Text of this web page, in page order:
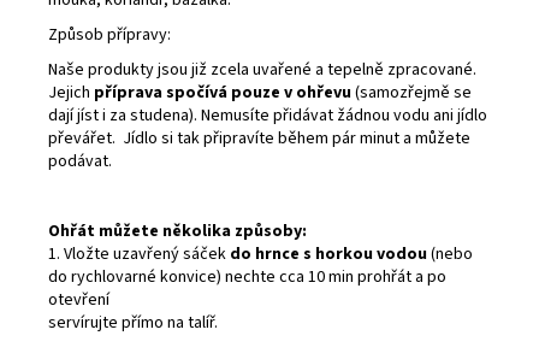
Způsob přípravy:
Naše produkty jsou již zcela uvařené a tepelně zpracované.
Jejich příprava spočívá pouze v ohřevu(samozřejmě se
dají jíst i za studena). Nemusíte přidávat žádnou vodu ani jídlo
převářet. Jídlo si tak připravíte během pár minut a můžete
podávat.
Ohřát můžete několika způsoby:
1. Vložte uzavřený sáček do hrnce s horkou vodou(nebo
do rychlovarné konvice) nechte cca 10 min prohřát a po
otevření
servírujte přímo na talíř.